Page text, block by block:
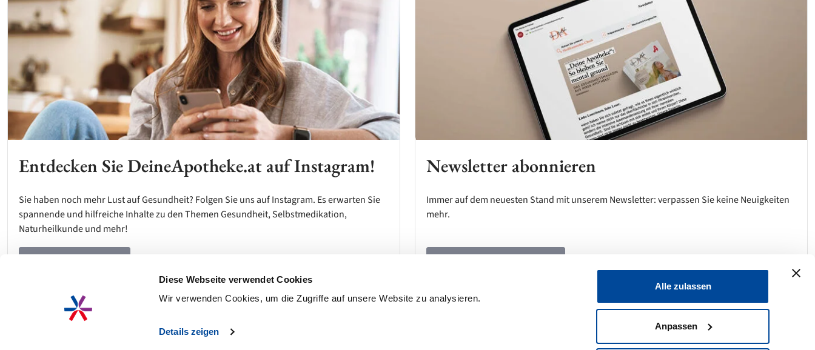
Diese Webseite verwendet Cookies
Wir verwenden Cookies, um die Zugriffe auf unsere Website zu analysieren.
Details zeigen
Alle zulassen
Anpassen
Entdecken Sie DeineApotheke.at auf Instagram!
Sie haben noch mehr Lust auf Gesundheit? Folgen Sie uns auf Instagram. Es erwarten Sie
spannende und hilfreiche Inhalte zu den Themen Gesundheit, Selbstmedikation,
Naturheilkunde und mehr!
Auf Instagram folgen
Newsletter abonnieren
Immer auf dem neuesten Stand mit unserem Newsletter: verpassen Sie keine Neuigkeiten
mehr.
Zum Newsletter anmelden